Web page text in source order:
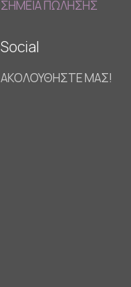
ΣΗΜΕΙΑ ΠΩΛΗΣΗΣ
Social
ΑΚΟΛΟΥΘΗΣΤΕ ΜΑΣ!